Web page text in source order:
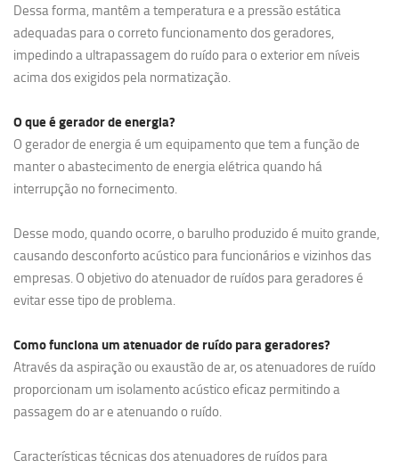
Dessa forma, mantêm a temperatura e a pressão estática
adequadas para o correto funcionamento dos geradores,
impedindo a ultrapassagem do ruído para o exterior em níveis
acima dos exigidos pela normatização.
O que é gerador de energia?
O gerador de energia é um equipamento que tem a função de
manter o abastecimento de energia elétrica quando há
interrupção no fornecimento.
Desse modo, quando ocorre, o barulho produzido é muito grande,
causando desconforto acústico para funcionários e vizinhos das
empresas. O objetivo do atenuador de ruídos para geradores é
evitar esse tipo de problema.
Como funciona um atenuador de ruído para geradores?
Através da aspiração ou exaustão de ar, os atenuadores de ruído
proporcionam um isolamento acústico eficaz permitindo a
passagem do ar e atenuando o ruído.
Características técnicas dos atenuadores de ruídos para